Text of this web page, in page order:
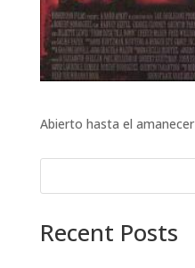
Abierto hasta el amanecer
Recent Posts